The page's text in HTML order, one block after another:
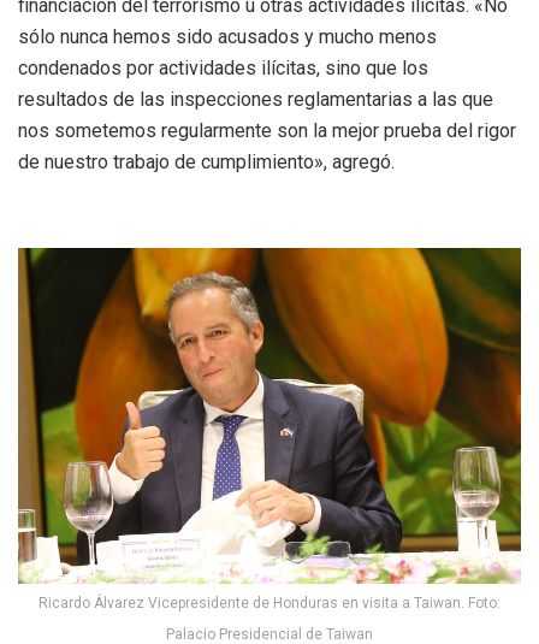
financiación del terrorismo u otras actividades ilícitas. «No
sólo nunca hemos sido acusados y mucho menos
condenados por actividades ilícitas, sino que los
resultados de las inspecciones reglamentarias a las que
nos sometemos regularmente son la mejor prueba del rigor
de nuestro trabajo de cumplimiento», agregó.
Ricardo Álvarez Vicepresidente de Honduras en visita a Taiwan. Foto:
Palacio Presidencial de Taiwan